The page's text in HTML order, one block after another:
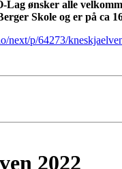
Lag ønsker alle
Skole og er på ca
next/p/64273/
2022